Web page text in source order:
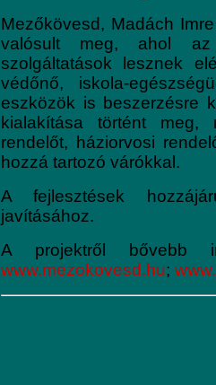
Mezőkövesd, Madách
valósult meg, ahol az
szolgáltatások lesznek
védőnő, iskola-
eszközök is beszerzésre
kialakítása történt
rendelőt, háziorvosi
hozzá tartozó várókkal.
A fejlesztések
javításához.
A projektről bővebb
www.mezokovesd.hu;